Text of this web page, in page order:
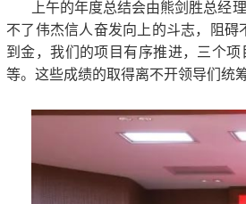
上午的年度总结会由熊剑胜总经
不了伟杰信人奋发向上的斗志，阻
到金，我们的项目有序推进，三个
等。这些成绩的取得离不开领导们统